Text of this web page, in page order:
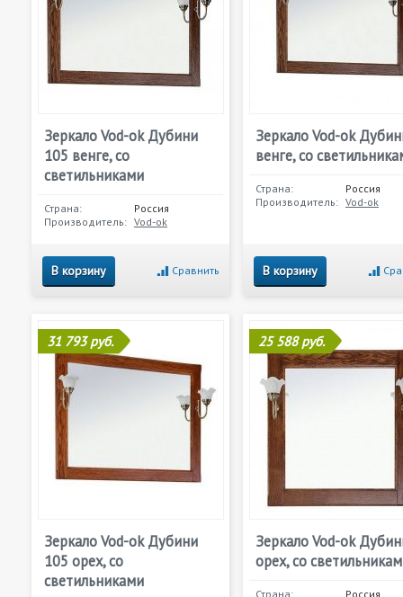
Зеркало Vod-ok Дубини
105 венге, со
светильниками
Страна:
Россия
Производитель: Vod-ok
В корзину Сравнить
Зеркало Vod-ok
венге, со
Страна:
Россия
Производитель: Vod-ok
В корзину
31 793 руб.
Зеркало Vod-ok Дубини
105 орех, со
светильниками
25 588 руб.
Зеркало Vod-ok
орех, со
Страна: Россия